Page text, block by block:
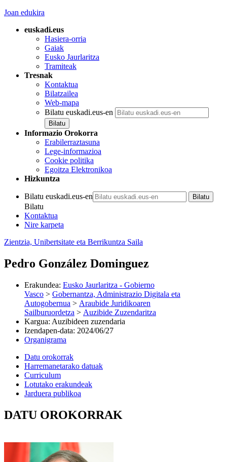
Joan edukira
euskadi.eus
Hasiera-orria
Gaiak
Eusko Jaurlaritza
Tramiteak
Tresnak
Kontaktua
Bilatzailea
Web-mapa
Bilatu euskadi.eus-en
Informazio Orokorra
Erabilerraztasuna
Lege-informazioa
Cookie politika
Egoitza Elektronikoa
Hizkuntza
Bilatu euskadi.eus-en
Bilatu
Kontaktua
Nire karpeta
Zientzia, Unibertsitate eta Berrikuntza Saila
Pedro González Dominguez
Erakundea: Eusko Jaurlaritza - Gobierno
Vasco > Gobernantza, Administrazio Digitala eta
Autogobernua > Araubide Juridikoaren
Sailburuordetza > Auzibide Zuzendaritza
Kargua: Auzibideen zuzendaria
Izendapen-data: 2024/06/27
Organigrama
Datu orokorrak
Harremanetarako datuak
Curriculum
Lotutako erakundeak
Jarduera publikoa
DATU OROKORRAK